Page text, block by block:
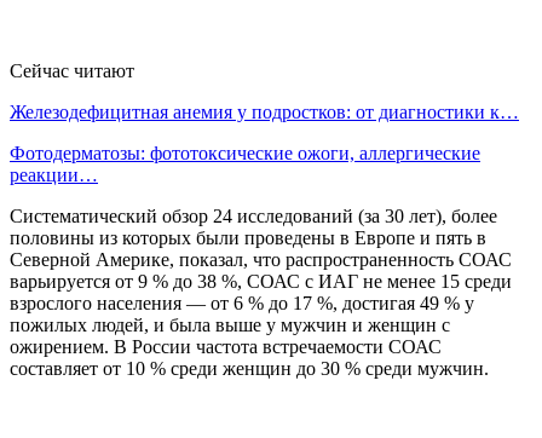
Сейчас читают
Железодефицитная анемия у подростков: от диагностики к…
Фотодерматозы: фототоксические ожоги, аллергические
реакции…
Систематический обзор 24 исследований (за 30 лет), более
половины из которых были проведены в Европе и пять в
Северной Америке, показал, что распространенность СОАС
варьируется от 9 % до 38 %, СОАС с ИАГ не менее 15 среди
взрослого населения — от 6 % до 17 %, достигая 49 % у
пожилых людей, и была выше у мужчин и женщин с
ожирением. В России частота встречаемости СОАС
составляет от 10 % среди женщин до 30 % среди мужчин.